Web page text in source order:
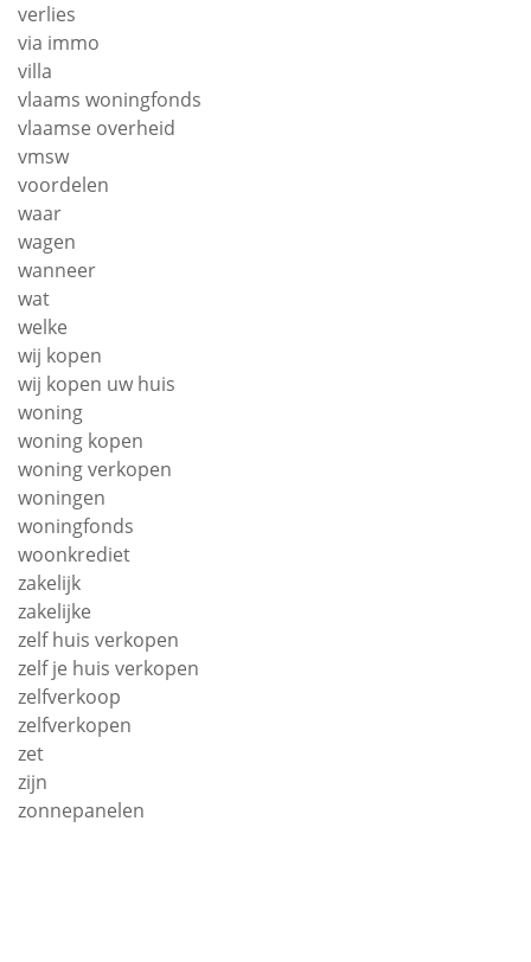
verlies
via immo
villa
vlaams woningfonds
vlaamse overheid
vmsw
voordelen
waar
wagen
wanneer
wat
welke
wij kopen
wij kopen uw huis
woning
woning kopen
woning verkopen
woningen
woningfonds
woonkrediet
zakelijk
zakelijke
zelf huis verkopen
zelf je huis verkopen
zelfverkoop
zelfverkopen
zet
zijn
zonnepanelen